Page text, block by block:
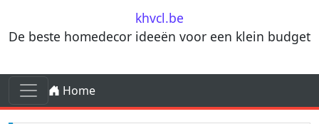
khvcl.be
De beste homedecor ideeën voor een klein budget
Skip to content
Main Navigation
Home